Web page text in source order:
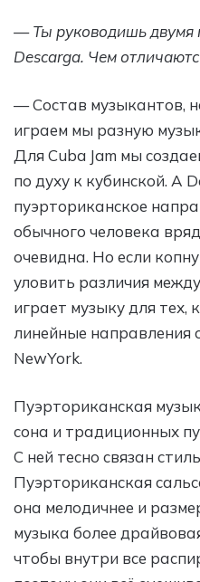
— Ты руководишь двумя
Descarga. Чем
— Состав музыкантов,
играем мы разную
Для Cuba Jam мы
по духу к кубинской. А
пуэрториканское
обычного человека
очевидна. Но если
уловить различия
играет музыку для тех,
линейные направления
NewYork.
Пуэрториканская
сона и традиционных
С ней тесно связан
Пуэрториканская
она мелодичнее и
музыка более
чтобы внутри все